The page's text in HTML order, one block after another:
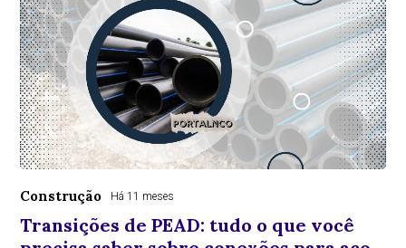
Construção Há 11 meses
Transições de PEAD: tudo o que você